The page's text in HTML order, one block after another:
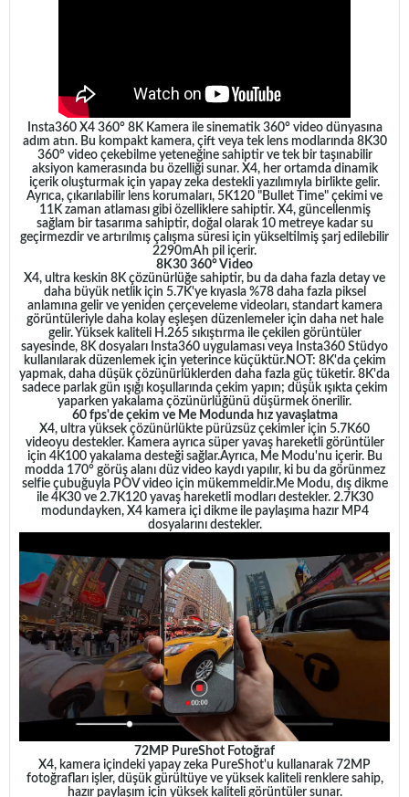
Insta360 X4 360° 8K Kamera ile sinematik 360° video dünyasına
adım atın. Bu kompakt kamera, çift veya tek lens modlarında 8K30
360° video çekebilme yeteneğine sahiptir ve tek bir taşınabilir
aksiyon kamerasında bu özelliği sunar. X4, her ortamda dinamik
içerik oluşturmak için yapay zeka destekli yazılımıyla birlikte gelir.
Ayrıca, çıkarılabilir lens korumaları, 5K120 "Bullet Time" çekimi ve
11K zaman atlaması gibi özelliklere sahiptir. X4, güncellenmiş
sağlam bir tasarıma sahiptir, doğal olarak 10 metreye kadar su
geçirmezdir ve artırılmış çalışma süresi için yükseltilmiş şarj edilebilir
2290mAh pil içerir.
8K30 360° Video
X4, ultra keskin 8K çözünürlüğe sahiptir, bu da daha fazla detay ve
daha büyük netlik için 5.7K'ye kıyasla %78 daha fazla piksel
anlamına gelir ve yeniden çerçeveleme videoları, standart kamera
görüntüleriyle daha kolay eşleşen düzenlemeler için daha net hale
gelir. Yüksek kaliteli H.265 sıkıştırma ile çekilen görüntüler
sayesinde, 8K dosyaları Insta360 uygulaması veya Insta360 Stüdyo
kullanılarak düzenlemek için yeterince küçüktür.NOT: 8K'da çekim
yapmak, daha düşük çözünürlüklerden daha fazla güç tüketir. 8K'da
sadece parlak gün ışığı koşullarında çekim yapın; düşük ışıkta çekim
yaparken yakalama çözünürlüğünü düşürmek önerilir.
60 fps'de çekim ve Me Modunda hız yavaşlatma
X4, ultra yüksek çözünürlükte pürüzsüz çekimler için 5.7K60
videoyu destekler. Kamera ayrıca süper yavaş hareketli görüntüler
için 4K100 yakalama desteği sağlar.Ayrıca, Me Modu'nu içerir. Bu
modda 170° görüş alanı düz video kaydı yapılır, ki bu da görünmez
selfie çubuğuyla POV video için mükemmeldir.Me Modu, dış dikme
ile 4K30 ve 2.7K120 yavaş hareketli modları destekler. 2.7K30
modundayken, X4 kamera içi dikme ile paylaşıma hazır MP4
dosyalarını destekler.
72MP PureShot Fotoğraf
X4, kamera içindeki yapay zeka PureShot'u kullanarak 72MP
fotoğrafları işler, düşük gürültüye ve yüksek kaliteli renklere sahip,
hazır paylaşım için yüksek kaliteli görüntüler sunar.